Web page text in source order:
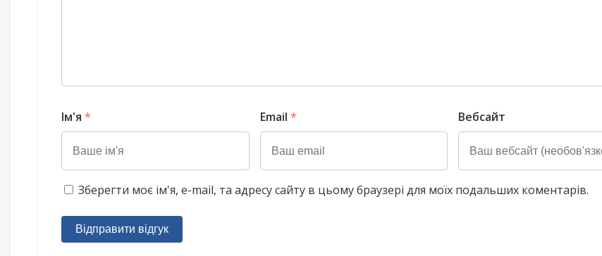
Ім'я * Email * Вебсайт
Зберегти моє ім'я, e-mail, та адресу сайту в цьому браузері для моїх подальших коментарів.
Відправити відгук